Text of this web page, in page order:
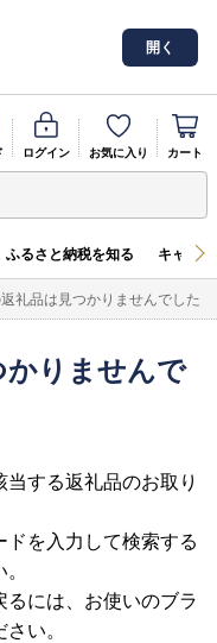
開く
ログイン お気に入り カート
ふるさと納税を知る キャン
礼品は見つかりませんでした
かりませんで
する返礼品のお取り
を入力して検索する
には、お使いのブラ
い。